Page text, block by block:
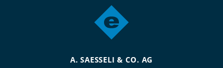
A. SAESSELI & CO. AG